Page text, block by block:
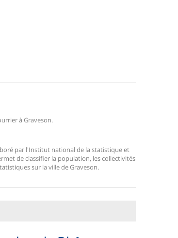
à Graveson.
par l'Institut national de la statistique et
de classifier la population, les collectivités
sur la ville de Graveson.